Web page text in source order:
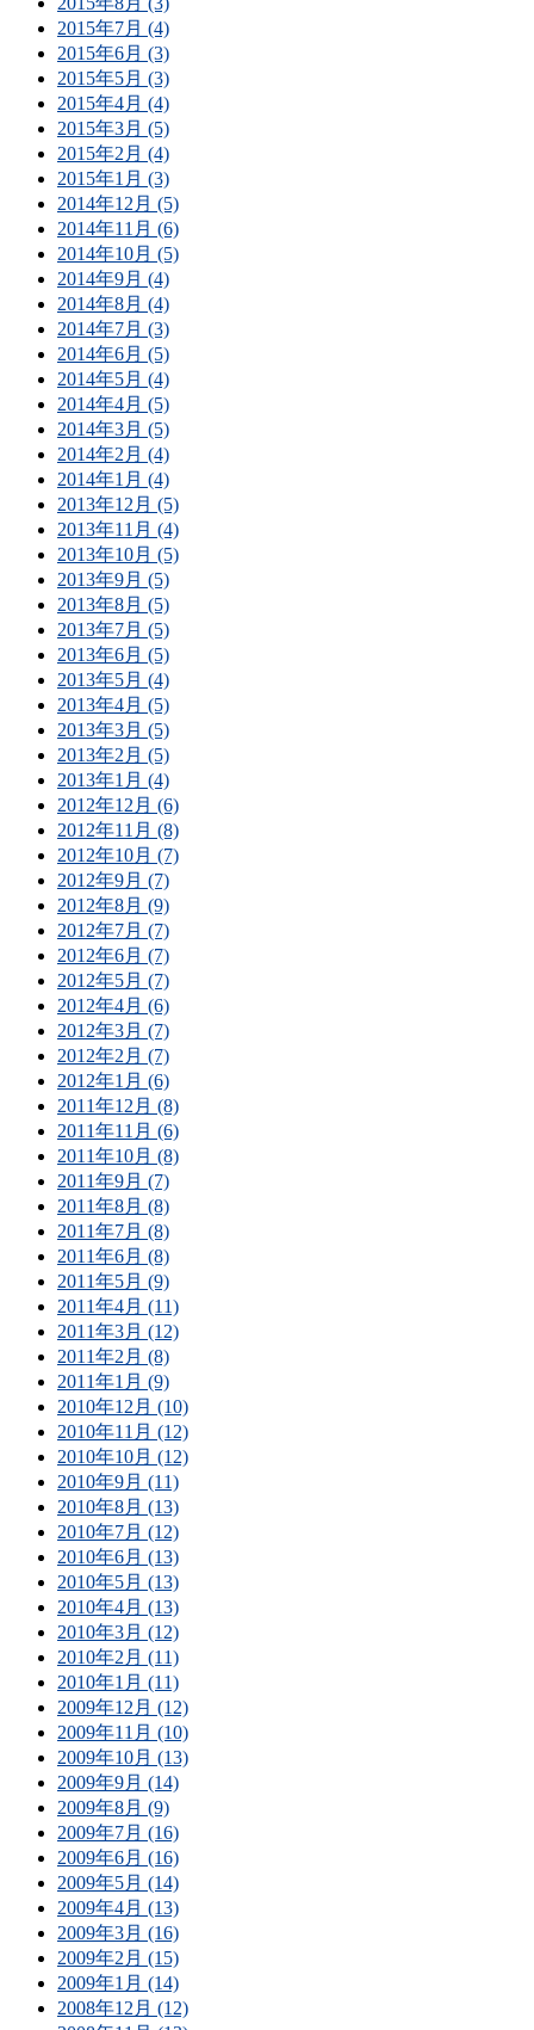
2015年7月 (4)
2015年6月 (3)
2015年5月 (3)
2015年4月 (4)
2015年3月 (5)
2015年2月 (4)
2015年1月 (3)
2014年12月 (5)
2014年11月 (6)
2014年10月 (5)
2014年9月 (4)
2014年8月 (4)
2014年7月 (3)
2014年6月 (5)
2014年5月 (4)
2014年4月 (5)
2014年3月 (5)
2014年2月 (4)
2014年1月 (4)
2013年12月 (5)
2013年11月 (4)
2013年10月 (5)
2013年9月 (5)
2013年8月 (5)
2013年7月 (5)
2013年6月 (5)
2013年5月 (4)
2013年4月 (5)
2013年3月 (5)
2013年2月 (5)
2013年1月 (4)
2012年12月 (6)
2012年11月 (8)
2012年10月 (7)
2012年9月 (7)
2012年8月 (9)
2012年7月 (7)
2012年6月 (7)
2012年5月 (7)
2012年4月 (6)
2012年3月 (7)
2012年2月 (7)
2012年1月 (6)
2011年12月 (8)
2011年11月 (6)
2011年10月 (8)
2011年9月 (7)
2011年8月 (8)
2011年7月 (8)
2011年6月 (8)
2011年5月 (9)
2011年4月 (11)
2011年3月 (12)
2011年2月 (8)
2011年1月 (9)
2010年12月 (10)
2010年11月 (12)
2010年10月 (12)
2010年9月 (11)
2010年8月 (13)
2010年7月 (12)
2010年6月 (13)
2010年5月 (13)
2010年4月 (13)
2010年3月 (12)
2010年2月 (11)
2010年1月 (11)
2009年12月 (12)
2009年11月 (10)
2009年10月 (13)
2009年9月 (14)
2009年8月 (9)
2009年7月 (16)
2009年6月 (16)
2009年5月 (14)
2009年4月 (13)
2009年3月 (16)
2009年2月 (15)
2009年1月 (14)
2008年12月 (12)